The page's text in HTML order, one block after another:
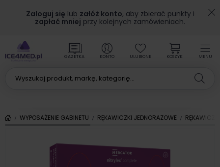
Zaloguj się lub załóż konto, aby zbierać punkty i
zapłać mniej przy kolejnych zamówieniach.
MENU
GAZETKA KONTO ULUBIONE KOSZYK
WYPOSAŻENIE GABINETU RĘKAWICZKI JEDNORAZOWE